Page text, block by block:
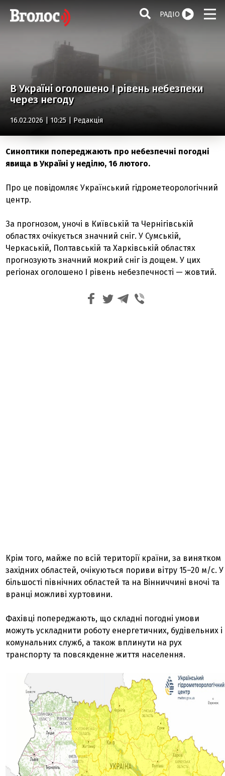
РАДІО
В Україні оголошено І рівень небезпеки
через негоду
16.02.2026 | 10:25 | Редакція
Синоптики попереджають про небезпечні погодні
явища в Україні у неділю, 16 лютого.
Про це повідомляє Український гідрометеорологічний
центр.
За прогнозом, уночі в Київській та Чернігівській
областях очікується значний сніг. У Сумській,
Черкаській, Полтавській та Харківській областях
прогнозують значний мокрий сніг із дощем. У цих
регіонах оголошено І рівень небезпечності — жовтий.
Крім того, майже по всій території країни, за винятком
західних областей, очікуються пориви вітру 15–20 м/с. У
більшості північних областей та на Вінниччині вночі та
вранці можливі хуртовини.
Фахівці попереджають, що складні погодні умови
можуть ускладнити роботу енергетичних, будівельних і
комунальних служб, а також вплинути на рух
транспорту та повсякденне життя населення.